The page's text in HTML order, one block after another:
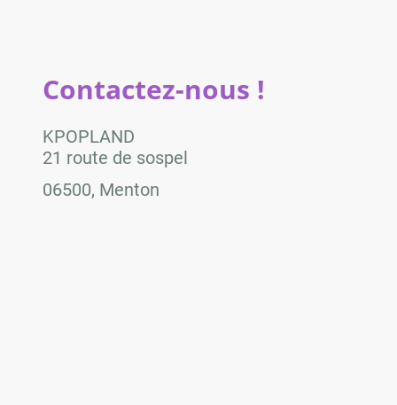
Contactez-nous !
KPOPLAND
21 route de sospel
06500, Menton